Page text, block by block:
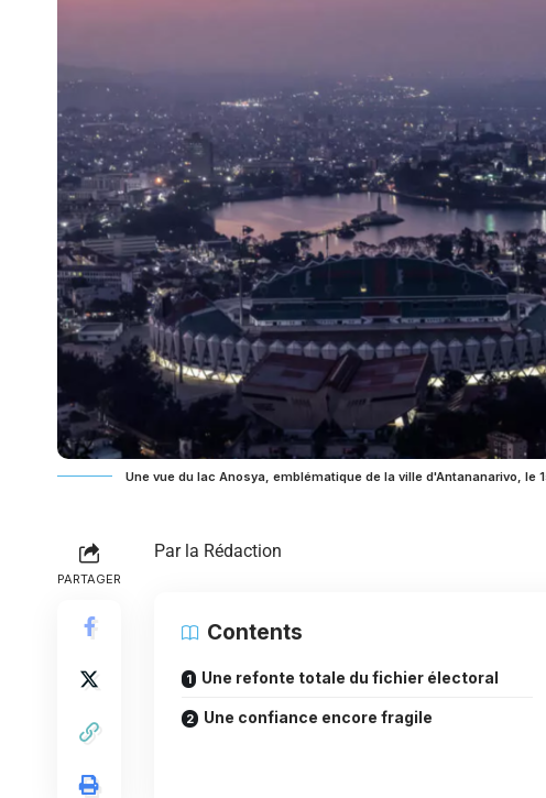
Une vue du lac Anosya, emblématique de la ville d'Antananarivo, le
PARTAGER
Par la Rédaction
Contents
Une refonte totale du fichier électoral
Une confiance encore fragile